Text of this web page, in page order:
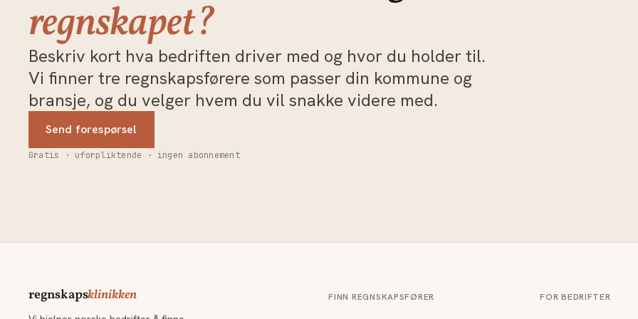
regnskapet?
Beskriv kort hva bedriften driver med og hvor du holder til.
Vi finner tre regnskapsførere som passer din kommune og
bransje, og du velger hvem du vil snakke videre med.
Send forespørsel
Gratis · uforpliktende · ingen abonnement
regnskapsklinikken FINN REGNSKAPSFØRER FOR BEDRIFTER